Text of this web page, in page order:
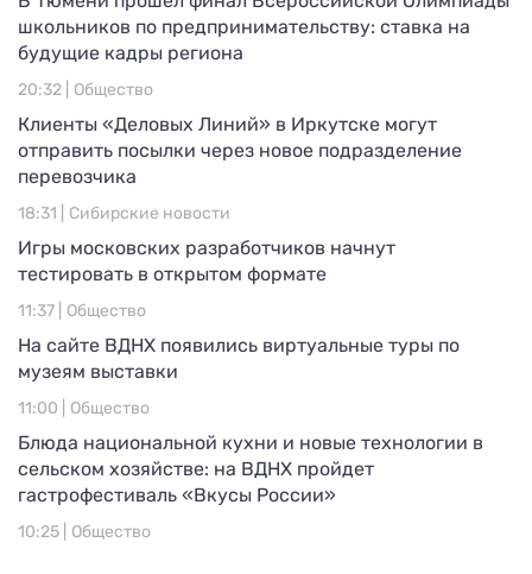
школьников по предпринимательству: ставка на
будущие кадры региона
20:32 | Общество
Клиенты «Деловых Линий» в Иркутске могут
отправить посылки через новое подразделение
перевозчика
18:31 | Сибирские новости
Игры московских разработчиков начнут
тестировать в открытом формате
11:37 | Общество
На сайте ВДНХ появились виртуальные туры по
музеям выставки
11:00 | Общество
Блюда национальной кухни и новые технологии в
сельском хозяйстве: на ВДНХ пройдет
гастрофестиваль «Вкусы России»
10:25 | Общество